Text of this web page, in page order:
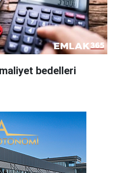
bedelleri